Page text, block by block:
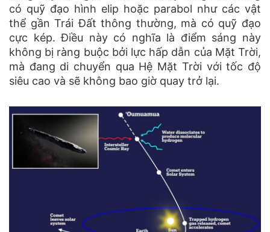
có quỹ đạo hình elip hoặc parabol như các vật
thể gần Trái Đất thông thường, mà có quỹ đạo
cực kép. Điều này có nghĩa là điểm sáng này
không bị ràng buộc bởi lực hấp dẫn của Mặt Trời,
mà đang di chuyển qua Hệ Mặt Trời với tốc độ
siêu cao và sẽ không bao giờ quay trở lại.